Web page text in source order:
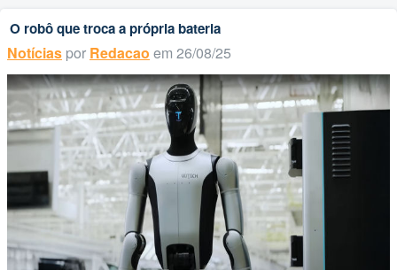
O robô que troca a própria bateria
Notícias por Redacao em 26/08/25